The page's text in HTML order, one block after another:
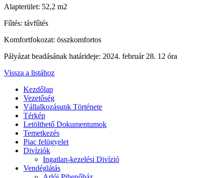
Alapterület: 52,2 m2
Fűtés: távfűtés
Komfortfokozat: összkomfortos
Pályázat beadásának határideje: 2024. február 28. 12 óra
Vissza a listához
Kezdőlap
Vezetőség
Vállalkozásunk Története
Térkép
Letölthető Dokumentumok
Temetkezés
Piac felügyelet
Divíziók
Ingatlan-kezelési Divízió
Vendéglátás